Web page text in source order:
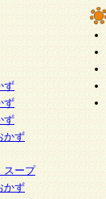
いただけない場
対応ができな
ず
ず
ず
かず
スープ
かず